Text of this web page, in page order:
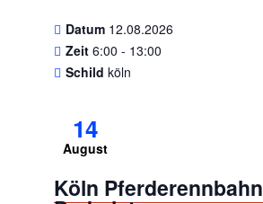
Datum 12.08.2026
Zeit 6:00 - 13:00
Schild köln
14
August
Köln Pferderennbahn